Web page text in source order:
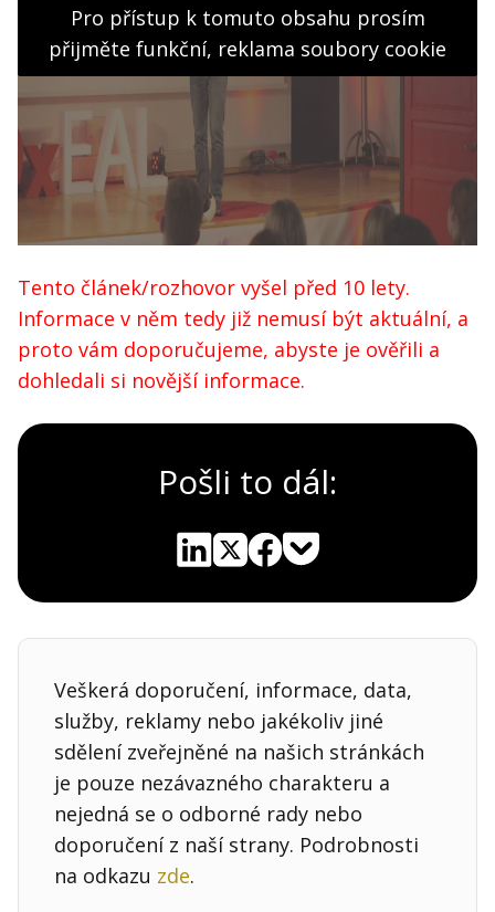
Pro přístup k tomuto obsahu prosím
přijměte funkční, reklama soubory cookie
Tento článek/rozhovor vyšel před 10 lety.
Informace v něm tedy již nemusí být aktuální, a
proto vám doporučujeme, abyste je ověřili a
dohledali si novější informace.
Pošli to dál:
Veškerá doporučení, informace, data,
služby, reklamy nebo jakékoliv jiné
sdělení zveřejněné na našich stránkách
je pouze nezávazného charakteru a
nejedná se o odborné rady nebo
doporučení z naší strany. Podrobnosti
na odkazu zde.